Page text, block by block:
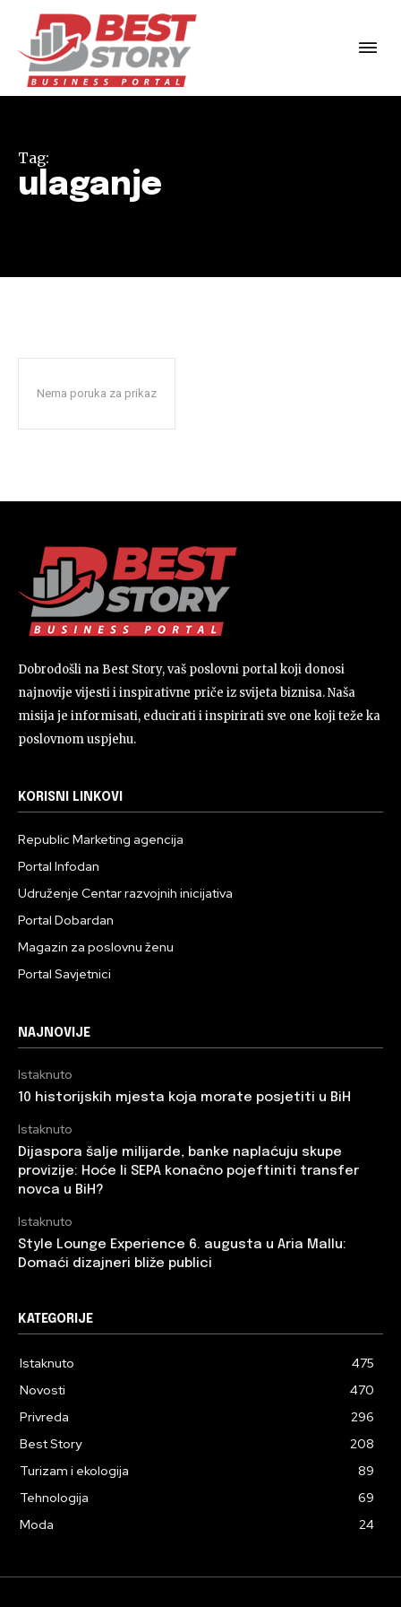
Tag:
ulaganje
Nema poruka za prikaz
Dobrodošli na Best Story, vaš poslovni portal koji donosi
najnovije vijesti i inspirativne priče iz svijeta biznisa. Naša
misija je informisati, educirati i inspirirati sve one koji teže ka
poslovnom uspjehu.
KORISNI LINKOVI
Republic Marketing agencija
Portal Infodan
Udruženje Centar razvojnih inicijativa
Portal Dobardan
Magazin za poslovnu ženu
Portal Savjetnici
NAJNOVIJE
Istaknuto
10 historijskih mjesta koja morate posjetiti u BiH
Istaknuto
Dijaspora šalje milijarde, banke naplaćuju skupe
provizije: Hoće li SEPA konačno pojeftiniti transfer
novca u BiH?
Istaknuto
Style Lounge Experience 6. augusta u Aria Mallu:
Domaći dizajneri bliže publici
KATEGORIJE
Istaknuto
475
Novosti
470
Privreda
296
Best Story
208
Turizam i ekologija
89
Tehnologija
69
Moda
24